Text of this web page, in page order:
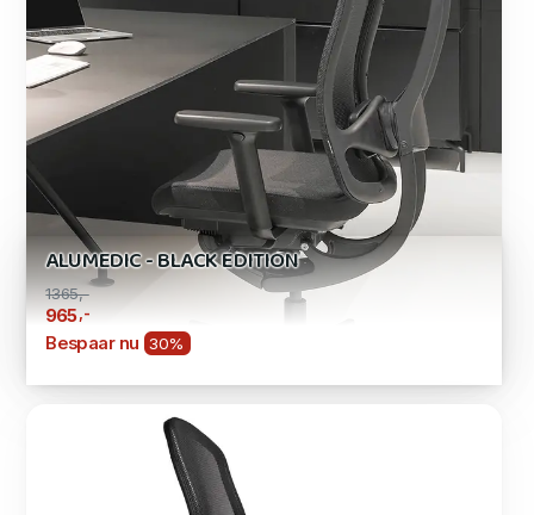
ALUMEDIC - BLACK EDITION
1365,-
965,-
Bespaar nu 30%